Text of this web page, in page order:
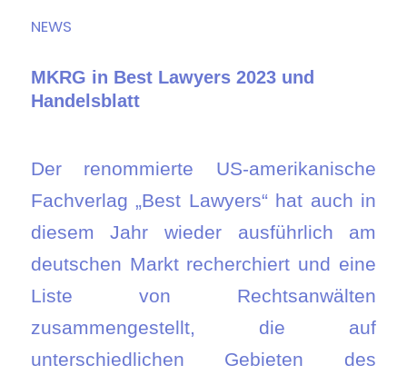
NEWS
MKRG in Best Lawyers 2023 und
Handelsblatt
Der renommierte US-amerikanische
Fachverlag „Best Lawyers“ hat auch in
diesem Jahr wieder ausführlich am
deutschen Markt recherchiert und eine
Liste von Rechtsanwälten
zusammengestellt, die auf
unterschiedlichen Gebieten des